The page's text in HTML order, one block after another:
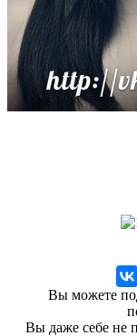
Вы можете
Вы даже себе не